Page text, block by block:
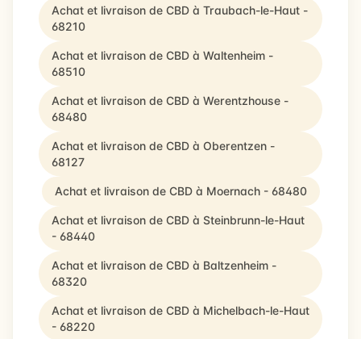
Achat et livraison de CBD à Traubach-le-Haut -
68210
Achat et livraison de CBD à Waltenheim -
68510
Achat et livraison de CBD à Werentzhouse -
68480
Achat et livraison de CBD à Oberentzen -
68127
Achat et livraison de CBD à Moernach - 68480
Achat et livraison de CBD à Steinbrunn-le-Haut
- 68440
Achat et livraison de CBD à Baltzenheim -
68320
Achat et livraison de CBD à Michelbach-le-Haut
- 68220